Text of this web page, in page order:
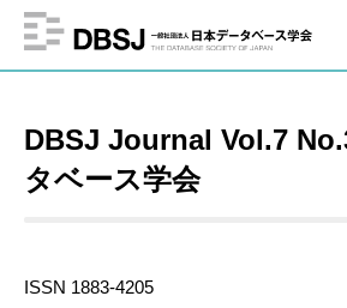
DBSJ Journal Vol.7
タベース学会
ISSN 1883-4205